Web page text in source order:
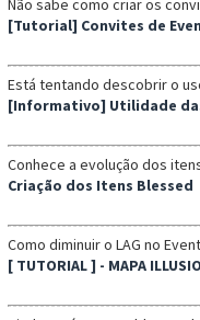
Não sabe como criar os
[Tutorial] Convites de
Está tentando descobrir o
[Informativo] Utilidade
Conhece a evolução dos
Criação dos Itens Blessed
Como diminuir o LAG no
[ TUTORIAL ] - MAPA